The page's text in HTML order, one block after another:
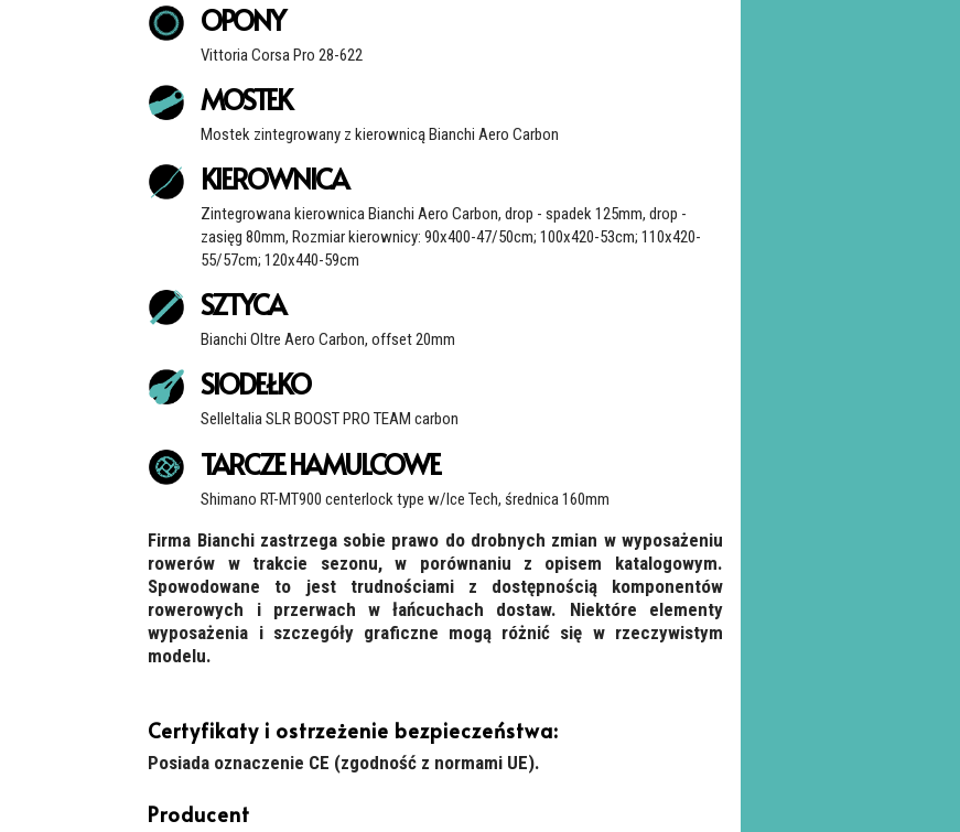
OPONY
Vittoria Corsa Pro 28-622
MOSTEK
Mostek zintegrowany z kierownicą Bianchi Aero Carbon
KIEROWNICA
Zintegrowana kierownica Bianchi Aero Carbon, drop - spadek 125mm, drop -
zasięg 80mm, Rozmiar kierownicy: 90x400-47/50cm; 100x420-53cm; 110x420-
55/57cm; 120x440-59cm
SZTYCA
Bianchi Oltre Aero Carbon, offset 20mm
SIODEŁKO
SelleItalia SLR BOOST PRO TEAM carbon
TARCZE HAMULCOWE
Shimano RT-MT900 centerlock type w/Ice Tech, średnica 160mm
Firma Bianchi zastrzega sobie prawo do drobnych zmian w wyposażeniu
rowerów w trakcie sezonu, w porównaniu z opisem katalogowym.
Spowodowane to jest trudnościami z dostępnością komponentów
rowerowych i przerwach w łańcuchach dostaw. Niektóre elementy
wyposażenia i szczegóły graficzne mogą różnić się w rzeczywistym
modelu.
Certyfikaty i ostrzeżenie bezpieczeństwa:
Posiada oznaczenie CE (zgodność z normami UE).
Producent